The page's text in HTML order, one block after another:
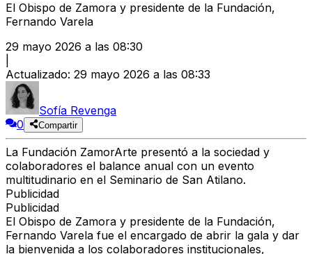
El Obispo de Zamora y presidente de la Fundación,
Fernando Varela
29 mayo 2026 a las 08:30
Actualizado: 29 mayo 2026 a las 08:33
Sofía Revenga
0
Compartir
La Fundación ZamorArte presentó a la sociedad y
colaboradores el balance anual con un evento
multitudinario en el Seminario de San Atilano.
Publicidad
Publicidad
El Obispo de Zamora y presidente de la Fundación,
Fernando Varela fue el encargado de abrir la gala y dar
la bienvenida a los colaboradores institucionales,